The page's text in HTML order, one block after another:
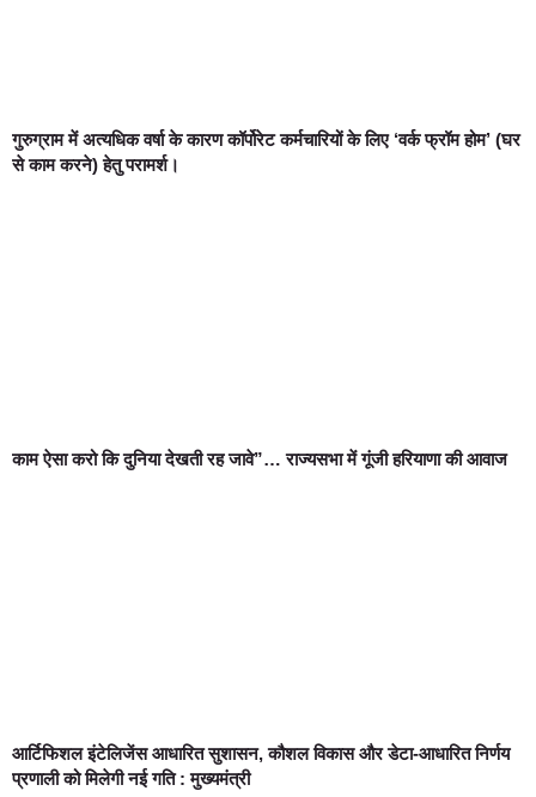
गुरुग्राम में अत्यधिक वर्षा के कारण कॉर्पोरेट कर्मचारियों के लिए ‘वर्क फ्रॉम होम’ (घर
से काम करने) हेतु परामर्श।
काम ऐसा करो कि दुनिया देखती रह जावे”… राज्यसभा में गूंजी हरियाणा की आवाज
आर्टिफिशल इंटेलिजेंस आधारित सुशासन, कौशल विकास और डेटा-आधारित निर्णय
प्रणाली को मिलेगी नई गति : मुख्यमंत्री